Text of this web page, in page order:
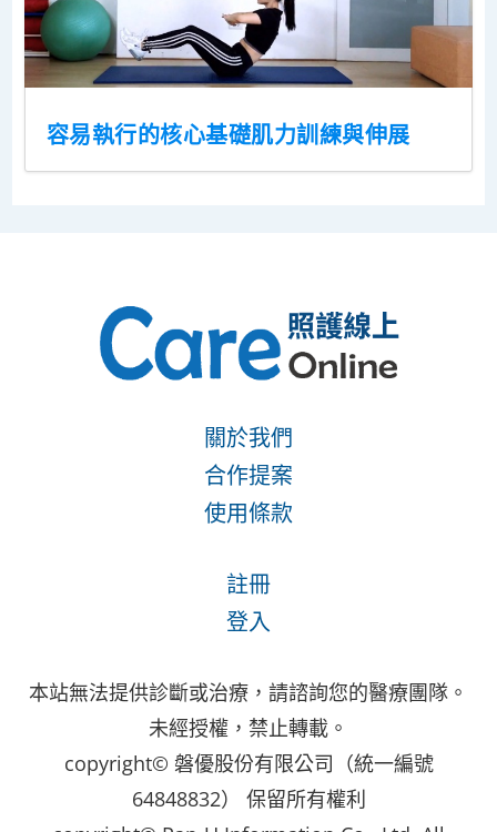
容易執行的核心基礎肌力訓練與伸展
關於我們
合作提案
使用條款
註冊
登入
本站無法提供診斷或治療，請諮詢您的醫療團隊。
未經授權，禁止轉載。
copyright© 磐優股份有限公司（統一編號
64848832） 保留所有權利